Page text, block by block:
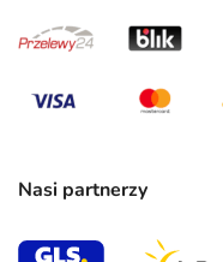
Nasi partnerzy